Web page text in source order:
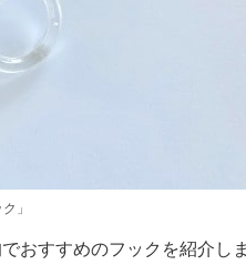
」
おすすめのフックを紹介し